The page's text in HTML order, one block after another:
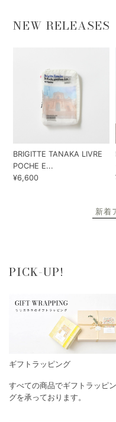
NEW RELEASES
BRIGITTE TANAKA LIVRE
POCHE E...
¥6,600
新着
PICK-UP!
ギフトラッピング
すべての商品でギフトラッピン
グを承っております。